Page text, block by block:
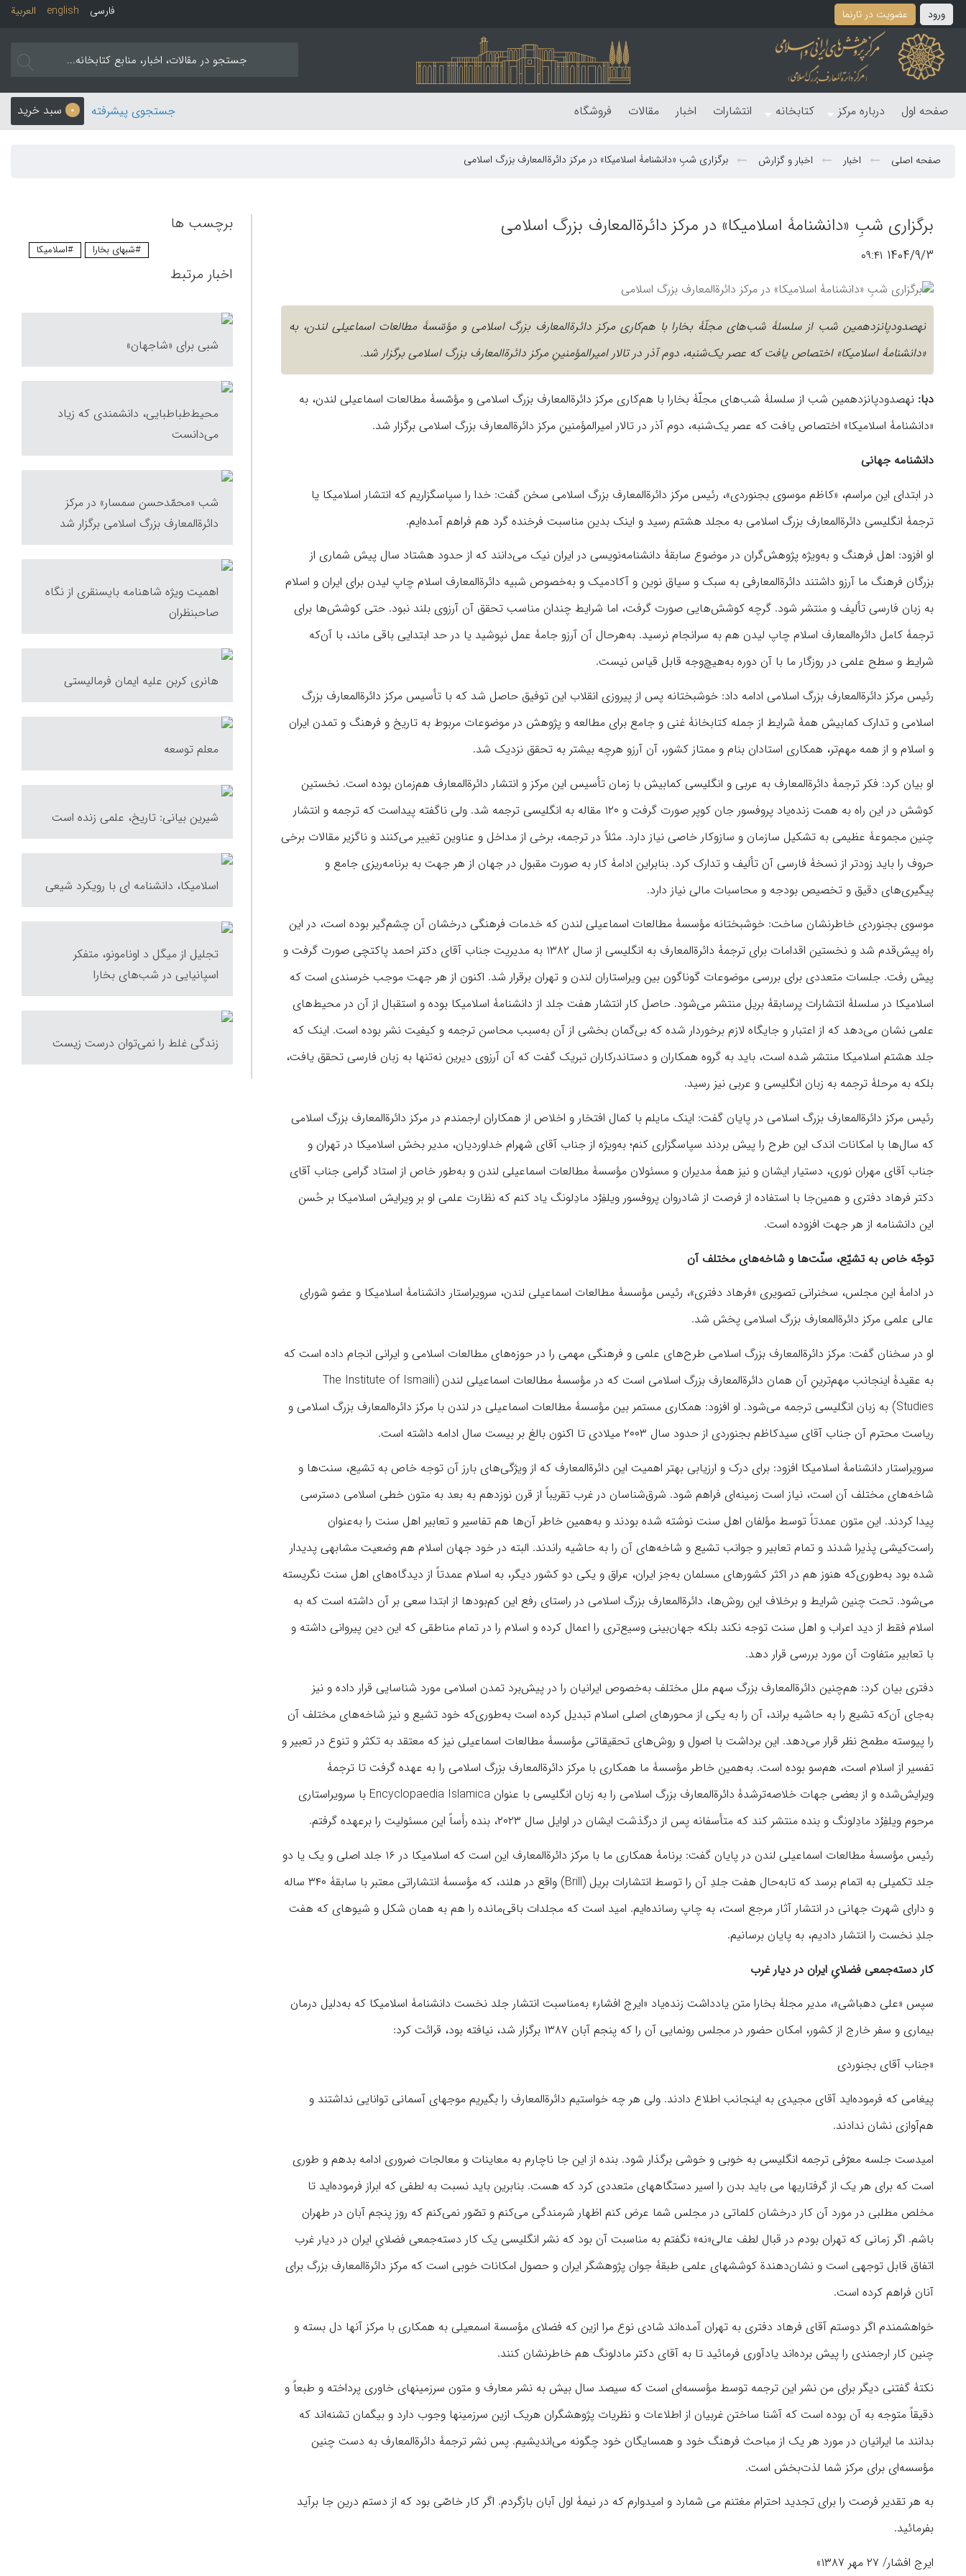
ورود عضویت در تارنما العربیة english فارسی
صفحه اول درباره مرکز کتابخانه انتشارات اخبار مقالات فروشگاه 0 سبد خرید جستجوی پیشرفته
صفحه اصلی اخبار اخبار و گزارش برگزاری شبِ «دانشنامۀ اسلامیکا» در مرکز دائرةالمعارف بزرگ اسلامی
برگزاری شبِ «دانشنامۀ اسلامیکا» در مرکز دائرةالمعارف بزرگ اسلامی
1404/9/3 ۰۹:۴۱
نهصدودپانزدهمین شب از سلسلۀ شب‌های مجلّۀ بخارا با هم‌کاری مرکز دائرةالمعارف بزرگ اسلامی و مؤسّسۀ مطالعات اسماعیلی لندن، به
«دانشنامۀ اسلامیکا» اختصاص یافت که عصر یک‌شنبه، دوم آذر در تالار امیرالمؤمنینِ مرکز دائرةالمعارف بزرگ اسلامی برگزار شد.
دبا: نهصدودپانزدهمین شب از سلسلۀ شب‌های مجلّۀ بخارا با هم‌کاری مرکز دائرةالمعارف بزرگ اسلامی و مؤسّسۀ مطالعات اسماعیلی لندن، به
«دانشنامۀ اسلامیکا» اختصاص یافت که عصر یک‌شنبه، دوم آذر در تالار امیرالمؤمنینِ مرکز دائرةالمعارف بزرگ اسلامی برگزار شد.
دانشنامۀ جهانی
در ابتدای این مراسم، «کاظم موسوی بجنوردی»، رئیس مرکز دائرة‌المعارف بزرگ اسلامی سخن گفت: خدا را سپاسگزاریم که انتشار اسلامیکا یا
ترجمۀ انگلیسی دائرة‌المعارف بزرگ اسلامی به مجلد هشتم رسید و اینک بدین مناسبت فرخنده گرد هم فراهم آمده‌ایم.
او افزود: اهل فرهنگ و به‌‌ویژه پژوهش‌گران در موضوع سابقۀ دانشنامه‌‌نویسی در ایران نیک می‌دانند که از حدود هشتاد سال پیش شماری از
بزرگان فرهنگ ما آرزو داشتند دائرة‌المعارفی به سبک و سیاق نوین و آکادمیک و به‌‌خصوص شبیه دائرةالمعارف اسلام چاپ لیدن برای ایران و اسلام
به زبان فارسی تألیف و منتشر شود. گرچه کوشش‌هایی صورت گرفت، اما شرایط چندان مناسب تحقق آن آرزوی بلند نبود. حتی کوشش‌ها برای
ترجمۀ کامل دائره‌المعارف اسلام چاپ لیدن هم به سرانجام نرسید. به‌‌هرحال آن آرزو جامۀ عمل نپوشید یا در حد ابتدایی باقی ماند، با آن‌که
شرایط و سطح علمی در روزگار ما با آن دوره به‌‌هیچ‌‌وجه قابل قیاس نیست.
رئیس مرکز دائرة‌المعارف بزرگ اسلامی ادامه داد: خوشبختانه پس از پیروزی انقلاب این توفیق حاصل شد که با تأسیس مرکز دائرة‌المعارف بزرگ
اسلامی و تدارک کمابیش همۀ شرایط از جمله کتابخانۀ غنی و جامع برای مطالعه و پژوهش در موضوعات مربوط به تاریخ و فرهنگ و تمدن ایران
و اسلام و از همه مهم‌تر، همکاری استادان بنام و ممتاز کشور، آن آرزو هرچه بیشتر به تحقق نزدیک شد.
او بیان کرد: فکر ترجمۀ دائرة‌المعارف به عربی و انگلیسی کمابیش با زمان تأسیس این مرکز و انتشار دائرة‌المعارف هم‌زمان بوده است. نخستین
کوشش در این راه به همت زنده‌یاد پروفسور جان کوپر صورت گرفت و ۱۲۰ مقاله به انگلیسی ترجمه شد. ولی ناگفته پیداست که ترجمه و انتشار
چنین مجموعۀ عظیمی به تشکیل سازمان و سازوکار خاصی نیاز دارد. مثلاً در ترجمه، برخی از مداخل و عناوین تغییر می‌کنند و ناگزیر مقالات برخی
حروف را باید زودتر از نسخۀ فارسی آن تألیف و تدارک کرد. بنا‌‌براین ادامۀ کار به‌ صورت مقبول در جهان از هر جهت به برنامه‌ریزی جامع و
پیگیری‌های دقیق و تخصیص بودجه و محاسبات مالی نیاز دارد.
موسوی بجنوردی خاطرنشان ساخت: خوشبختانه مؤسسۀ مطالعات اسماعیلی لندن که خدمات فرهنگی درخشان آن چشم‌گیر بوده است، در این
راه پیش‌قدم شد و نخستین اقدامات برای ترجمۀ دائرةالمعارف به انگلیسی از سال ۱۳۸۲ به مدیریت جناب آقای دکتر احمد پاکتچی صورت گرفت و
پیش رفت. جلسات متعددی برای بررسی موضوعات گوناگون بین ویراستاران لندن و تهران برقرار شد. اکنون از هر جهت موجب خرسندی است که
اسلامیکا در سلسلۀ انتشارات پرسابقۀ بریل منتشر می‌شود. حاصل کار انتشار هفت ‌جلد از دانشنامۀ اسلامیکا بوده و استقبال از آن در محیط‌های
علمی نشان می‌دهد که از اعتبار و جایگاه لازم برخوردار شده که بی‌گمان بخشی از آن به‌سبب محاسن ترجمه و کیفیت نشر بوده است. اینک که
جلد هشتم اسلامیکا منتشر شده است، باید به گروه همکاران و دست‎اندرکاران تبریک گفت که آن آرزوی دیرین نه‌‌تنها به زبان فارسی تحقق یافت،
بلکه به مرحلۀ ترجمه به زبان انگلیسی و عربی نیز رسید.
رئیس مرکز دائرة‌المعارف بزرگ اسلامی در پایان گفت: اینک مایلم با کمال افتخار و اخلاص از همکاران ارجمندم در مرکز دائرةالمعارف بزرگ اسلامی
که سال‌ها با امکانات اندک این طرح را پیش بردند سپاسگزاری کنم؛ به‌ویژه از جناب آقای شهرام خداوردیان، مدیر بخش اسلامیکا در تهران و
جناب آقای مهران نوری، دستیار ایشان و نیز همۀ مدیران و مسئولان مؤسسۀ مطالعات اسماعیلی لندن و به‌‌طور خاص از استاد گرامی جناب آقای
دکتر فرهاد دفتری و همین‌جا با استفاده از فرصت از شادروان پروفسور ویلفِرْد مادِلونگ یاد کنم که نظارت علمی او بر ویرایش اسلامیکا بر حُسن
این دانشنامه از هر جهت افزوده است.
توجّه خاص به تشیّع، سنّت‌ها و شاخه‌های مختلف آن
در ادامۀ این مجلس، سخنرانی تصویری «فرهاد دفتری»، رئیس مؤسسۀ مطالعات اسماعیلی لندن، سرویراستار دانشنامۀ اسلامیکا و عضو شورای
عالی علمی مرکز دائرة‌المعارف بزرگ اسلامی پخش شد.
او در سخنان گفت: مرکز دائرة‌المعارف بزرگ اسلامی طرح‌های علمی و فرهنگی مهمی را در حوزه‌های مطالعات اسلامی و ایرانی انجام داده است که
به عقیدۀ اینجانب مهم‌ترینِ آن همان دائرة‌المعارف بزرگ اسلامی است که در مؤسسۀ مطالعات اسماعیلی لندن (The Institute of Ismaili
Studies) به زبان انگلیسی ترجمه می‌شود. او افزود: همکاری مستمر بین مؤسسۀ مطالعات اسماعیلی در لندن با مرکز دائره‌المعارف بزرگ اسلامی و
ریاست محترم آن جناب آقای سیدکاظم بجنوردی از حدود سال ۲۰۰۳ میلادی تا اکنون بالغ بر بیست سال ادامه داشته است.
سرویراستار دانشنامۀ اسلامیکا افزود: برای درک و ارزیابی بهتر اهمیت این دائرة‌المعارف که از ويژگی‌های بارز آن توجه خاص به تشیع، سنت‌ها و
شاخه‌های مختلف آن است، نیاز است زمینه‌ای فراهم شود. شرق‌شناسان در غرب تقریباً از قرن نوزدهم به بعد به متون خطی اسلامی دسترسی
پیدا کردند. این متون عمدتاً توسط مؤلفان اهل سنت نوشته شده بودند و به‌همین ‌خاطر آن‌ها هم تفاسیر و تعابیر اهل سنت را به‌عنوان
راست‌کیشی پذیرا شدند و تمام تعابیر و جوانب تشیع و شاخه‌های آن را به حاشیه راندند. البته در خود جهان اسلام هم وضعیت مشابهی پدیدار
شده بود به‌طور‌ی‌‎که هنوز هم در اکثر کشورهای مسلمان به‌جز ایران، عراق و یکی دو کشور دیگر، به اسلام عمدتاً از دیدگاه‌های اهل سنت نگریسته
می‌شود. تحت چنین شرایط و برخلاف این روش‌ها، دائرة‌المعارف بزرگ اسلامی در راستای رفع این کم‌بودها از ابتدا سعی بر آن داشته است که به
اسلام فقط از دید اعراب و اهل سنت توجه نکند بلکه جهان‌بینی وسیع‌تری را اعمال کرده و اسلام را در تمام مناطقی که این دین پیروانی داشته و
با تعابیر متفاوت آن مورد بررسی قرار دهد.
دفتری بیان کرد: هم‌چنین دائرة‌المعارف بزرگ سهم ملل مختلف به‌خصوص ایرانیان را در پیش‌برد تمدن اسلامی مورد شناسایی قرار داده و نیز
به‌جای آن‌که تشیع را به حاشیه براند، آن را به یکی از محورهای اصلی اسلام تبدیل کرده است به‌طوری‌که خود تشیع و نیز شاخه‌های مختلف آن
را پیوسته مطمح نظر قرار می‌دهد. این برداشت با اصول و روش‌های تحقیقاتی مؤسسۀ مطالعات اسماعیلی نیز که معتقد به تکثر و تنوع در تعبیر و
تفسیر از اسلام است، هم‌سو بوده است. به‌همین‌ خاطر مؤسسۀ ما همکاری با مرکز دائرة‌المعارف بزرگ اسلامی را به عهده گرفت تا ترجمۀ
ویرایش‌‎شده و از بعضی جهات خلاصه‌تر‌شدۀ دائرة‌المعارف بزرگ اسلامی را به زبان انگلیسی با عنوان Encyclopaedia Islamica با سرویراستاری
مرحوم ویلفِرْد مادِلونگ و بنده منتشر کند که متأسفانه پس از درگذشت ایشان در اوایل سال ۲۰۲۳، بنده رأساً این مسئولیت را برعهده گرفتم.
رئیس مؤسسۀ مطالعات اسماعیلی لندن در پایان گفت: برنامۀ همکاری ما با مرکز دائرة‌‌المعارف این است که اسلامیکا در ۱۶ جلد اصلی و یک یا دو
جلد تکمیلی به اتمام برسد که تابه‌حال هفت جلدِ آن را توسط انتشارات بریل (Brill) واقع در هلند، که مؤسسۀ انتشاراتی معتبر با سابقۀ ۳۴۰ ساله
و دارای شهرت جهانی در انتشار آثار مرجع است، به چاپ رسانده‌ایم. امید است که مجلدات باقی‌مانده را هم به همان شکل و شیوه‎ای که هفت
جلدِ نخست را انتشار دادیم، به پایان برسانیم.
کار دسته‌جمعی فضلایِ ایران در دیار غرب
سپس «علی دهباشی»، مدیر مجلۀ بخارا متن یادداشت زنده‌یاد «ایرج افشار» به‌مناسبت انتشار جلد نخست دانشنامۀ اسلامیکا که به‌دلیل درمان
بیماری و سفر خارج از کشور، امکان حضور در مجلس رونمایی آن را که پنجم آبان ۱۳۸۷ برگزار شد، نیافته بود، قرائت کرد:
«جناب آقای بجنوردی
پیغامی که فرموده‌اید آقای مجیدی به اینجانب اطلاع دادند. ولی هر چه خواستیم دائرةالمعارف را بگیریم موجهای آسمانی توانایی نداشتند و
هم‌آوازی نشان ندادند.
امیدست جلسه معرّفی ترجمه انگلیسی به خوبی و خوشی برگذار شود. بنده از این جا ناچارم به معاینات و معالجات ضروری ادامه بدهم و طوری
است که برای هر یک از گرفتاریها می باید بدن را اسیر دستگاههای متعددی کرد که هست. بنابرین باید نسبت به لطفی که ابراز فرموده‌اید تا
مخلص مطلبی در مورد آن کار درخشان کلماتی در مجلس شما عرض کنم اظهار شرمندگی می‌کنم و تصّور نمی‌کنم که روز پنجم آبان در طهران
باشم. اگر زمانی که تهران بودم در قبال لطف عالی«نه» نگفتم به مناسبت آن بود که نشر انگلیسی یک کار دسته‌جمعی فضلایِ ایران در دیار غرب
اتفاق قابل توجهی است و نشان‌دهندة کوششهای علمی طبقۀ جوان پژوهشگر ایران و حصول امکانات خوبی است که مرکز دائرة‌المعارف بزرگ برای
آنان فراهم کرده است.
خواهشمندم اگر دوستم آقای فرهاد دفتری به تهران آمده‌اند شادی نوع مرا ازین که فضلای مؤسسة اسمعیلی به همکاری با مرکز آنها دل بسته و
چنین کار ارجمندی را پیش برده‌اند یادآوری فرمائید تا به آقای دکتر مادلونگ هم خاطرنشان کنند.
نکتۀ گفتنی دیگر برای من نشر این ترجمه توسط مؤسسه‌ای است که سیصد سال بیش به نشر معارف و متون سرزمینهای خاوری پرداخته و طبعاً و
دقیقاً متوجه به آن بوده است که آشنا ساختن غربیان از اطلاعات و نظریات پژوهشگران هریک ازین سرزمینها وجوب دارد و بیگمان تشنه‌اند که
بدانند ما ایرانیان در مورد هر یک از مباحث فرهنگ خود و همسایگان خود چگونه می‌اندیشیم. پس نشر ترجمۀ دائرةالمعارف به دست چنین
مؤسسه‌ای برای مرکز شما لذت‌‎بخش است.
به هر تقدیر فرصت را برای تجدید احترام مغتنم می شمارد و امیدوارم که در نیمۀ اول آبان بازگردم. اگر کار خاصّی بود که از دستم درین جا برآید
بفرمائید.
ایرج افشار/ ۲۷ مهر ۱۳۸۷»
برچسب ها
#شبهای بخارا #اسلامیکا
اخبار مرتبط
شبی برای «شاجهان»
محیط‌طباطبایی، دانشمندی که زیاد
می‌دانست
شب «محمّدحسن سمسار» در مرکز
دائرة‌المعارف بزرگ اسلامی برگزار شد
اهمیت ویژه شاهنامه بایسنقری از نگاه
صاحبنظران
هانری کربن علیه ایمان فرمالیستی
معلم توسعه
شیرین بیانی: تاریخ، علمی زنده است
اسلامیکا، دانشنامه ای با رویکرد شیعی
تجلیل از میگل د اونامونو، متفکر
اسپانیایی در شب‌های بخارا
زندگی غلط را نمی‌توان درست زیست